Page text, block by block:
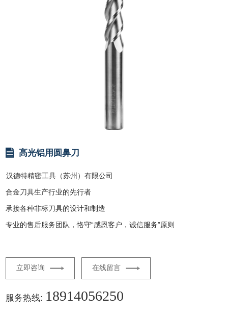
高光铝用圆鼻刀
汉德特精密工具（苏州）有限公司
合金刀具生产行业的先行者
承接各种非标刀具的设计和制造
专业的售后服务团队，恪守“感恩客户，诚信服务”原则
立即咨询 在线留言
服务热线: 18914056250